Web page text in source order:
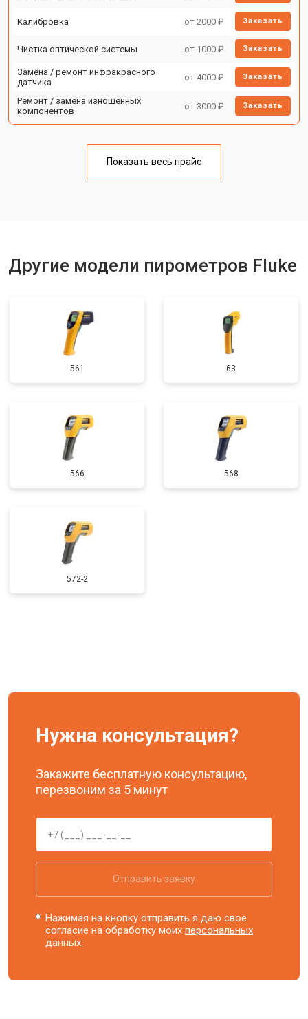
Калибровка от 2000 ₽ Заказать
Чистка оптической системы от 1000 ₽ Заказать
Замена / ремонт инфракрасного
датчика
от 4000 ₽ Заказать
Ремонт / замена изношенных
компонентов
от 3000 ₽ Заказать
Показать весь прайс
Другие модели пирометров Fluke
561 63
566 568
572-2
Нужна консультация?
Закажите бесплатную консультацию,
перезвоним за 5 минут
Отправить заявку
Нажимая на кнопку отправить я даю свое
согласие на обработку моихперсональных
данных.